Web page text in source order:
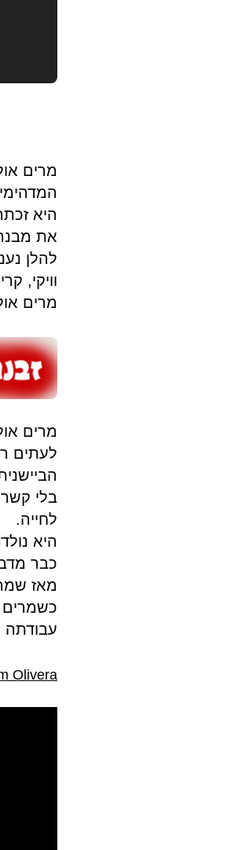
מרים
היא
את
להלן
וויקי,
מרים
מרים
לעתים
בלי
לחייה.
היא
כבר
מאז
Olivera